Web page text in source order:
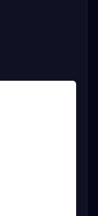
För Panel